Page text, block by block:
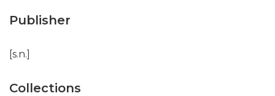
Publisher
[s.n.]
Collections